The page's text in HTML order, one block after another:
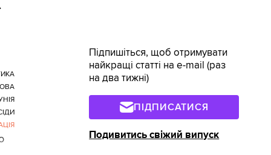
Підпишіться, щоб отримувати
найкращі статті на e-mail (раз
на два тижні)
ПІДПИСАТИСЯ
Подивитись свіжий випуск